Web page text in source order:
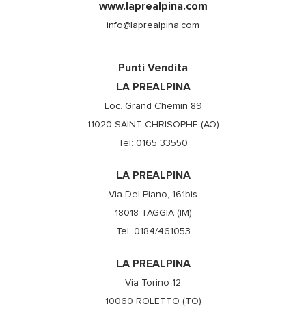
www.laprealpina.com
info@laprealpina.com
Punti Vendita
LA PREALPINA
Loc. Grand Chemin 89
11020 SAINT CHRISOPHE (AO)
Tel: 0165 33550
LA PREALPINA
Via Del Piano, 161bis
18018 TAGGIA (IM)
Tel: 0184/461053
LA PREALPINA
Via Torino 12
10060 ROLETTO (TO)